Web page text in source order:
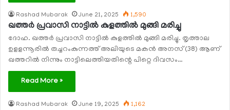
Rashad Mubarak June 21, 2025 1,590
ഖത്തര്‍ പ്രവാസി നാട്ടില്‍ കുളത്തില്‍ മുങ്ങി മരിച്ചു
ദോഹ. ഖത്തര്‍ പ്രവാസി നാട്ടില്‍ കുളത്തില്‍ മുങ്ങി മരിച്ചു. തൃത്താല
ഉളളന്നൂരില്‍ തച്ചറംകുന്നത്ത് അലിയുടെ മകന്‍ അനസ് (38) ആണ്
ഖത്തറില്‍ നിന്നും നാട്ടിലെത്തിയതിന്റെ പിറ്റെ ദിവസം…
Read More »
Rashad Mubarak June 19, 2025 1,162